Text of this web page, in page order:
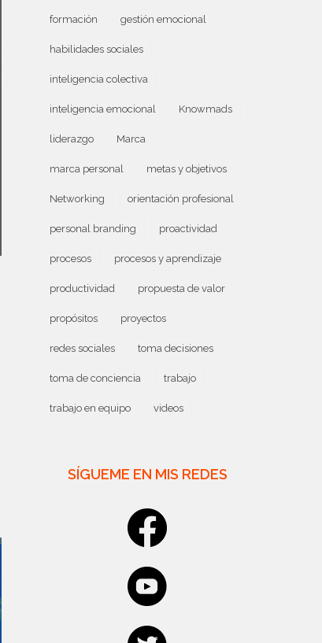
formación gestión emocional
habilidades sociales
inteligencia colectiva
inteligencia emocional Knowmads
liderazgo Marca
marca personal metas y objetivos
Networking orientación profesional
personal branding proactividad
procesos procesos y aprendizaje
productividad propuesta de valor
propósitos proyectos
redes sociales toma decisiones
toma de conciencia trabajo
trabajo en equipo videos
SÍGUEME EN MIS REDES